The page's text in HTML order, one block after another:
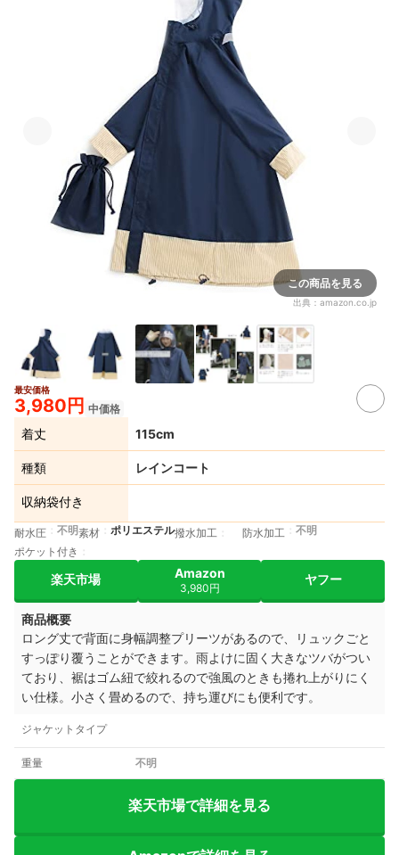
この商品を見る
出典： amazon.co.jp
最安価格
3,980円 中価格
着丈 115cm
種類 レインコート
収納袋付き
耐水圧 不明素材 ポリエステル撥水加工 防水加工
不明
ポケット付き
楽天市場 Amazon
3,980円
ヤフー
商品概要
ロング丈で背面に身幅調整プリーツがあるので、リュックごと
すっぽり覆うことができます。雨よけに固く大きなツバがつい
ており、裾はゴム紐で絞れるので強風のときも捲れ上がりにく
い仕様。小さく畳めるので、持ち運びにも便利です。
ジャケットタイプ
重量 不明
楽天市場で詳細を見る